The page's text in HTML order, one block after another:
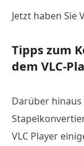
Jetzt haben Sie
Tipps zum
dem VLC-
Darüber
VLC Player